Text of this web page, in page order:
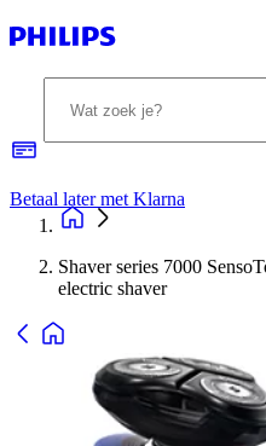
Betaal later met Klarna
Shaver series 7000
electric shaver